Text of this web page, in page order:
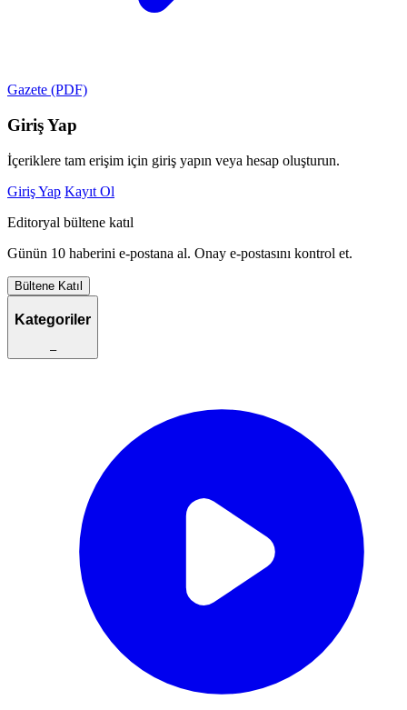
Gazete (PDF)
Giriş Yap
İçeriklere tam erişim için giriş yapın veya hesap oluşturun.
Giriş Yap Kayıt Ol
Editoryal bültene katıl
Günün 10 haberini e-postana al. Onay e-postasını kontrol et.
Bültene Katıl
Kategoriler
–